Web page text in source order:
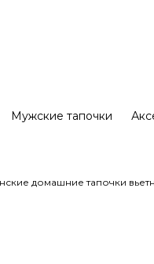
Мужские тапочки
домашние тапочки